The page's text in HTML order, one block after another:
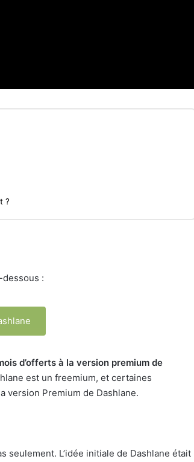
?
:
d’offerts à la version premium de
est un freemium, et certaines
version Premium de Dashlane.
seulement. L’idée initiale de Dashlane était